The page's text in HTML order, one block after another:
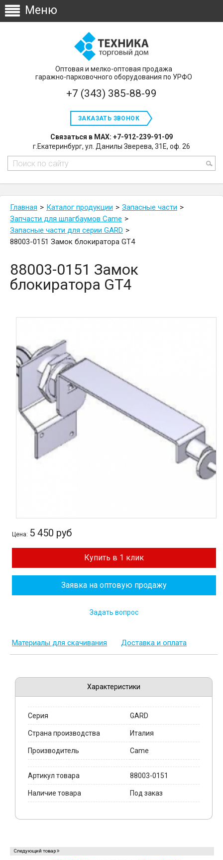
Оптовая и мелко-оптовая продажа
гаражно-парковочного оборудования по УРФО
+7 (343) 385-88-99
ЗАКАЗАТЬ ЗВОНОК
Связаться в MAX: +7-912-239-91-09
г.Екатеринбург, ул. Данилы Зверева, 31Е, оф. 26
Главная Каталог продукции
Запасные части
Запчасти для шлагбаумов Сame
Запасные части для серии GARD
88003-0151 Замок блокиратора GT4
88003-0151 Замок
блокиратора GT4
Цена: 5 450 руб
Купить в 1 клик
Заявка на оптовую продажу
Задать вопрос
Материалы для скачивания Доставка и оплата
Характеристики
Серия GARD
Страна производства Италия
Производитель Came
Артикул товара 88003-0151
Наличие товара Под заказ
Следующий товар